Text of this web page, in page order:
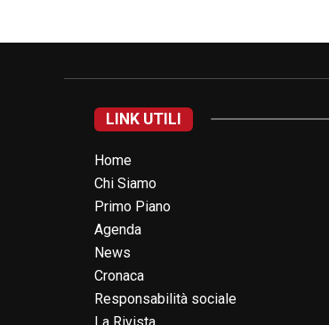
LINK UTILI
Home
Chi Siamo
Primo Piano
Agenda
News
Cronaca
Responsabilità sociale